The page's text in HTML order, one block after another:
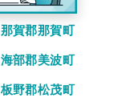
那賀郡那賀町
海部郡美波町
板野郡松茂町